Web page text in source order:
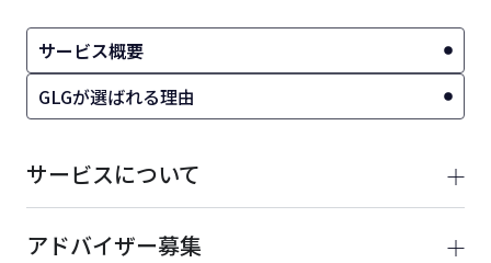
サービス概要
GLGが選ばれる理由
サービスについて
アドバイザー募集